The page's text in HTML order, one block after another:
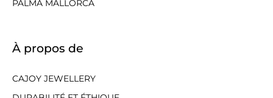
PALMA MALLORCA
À propos de
CAJOY JEWELLERY